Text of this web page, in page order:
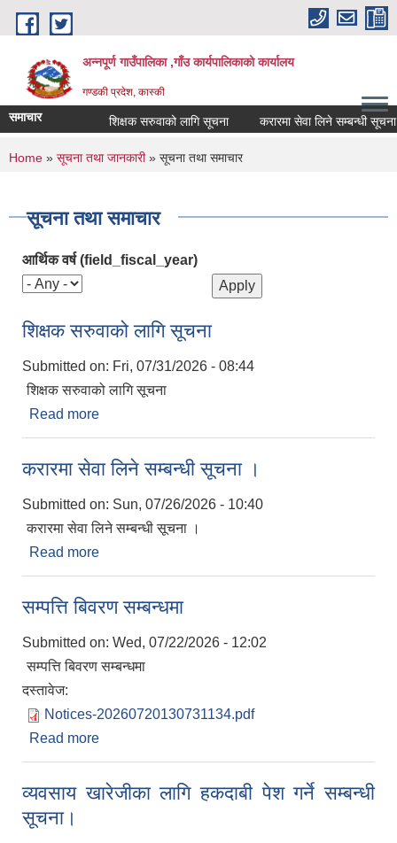
Skip to main content
अन्नपूर्ण गाउँपालिका ,गाँउ कार्यपालिकाको कार्यालय
गण्डकी प्रदेश, कास्की
समाचार शिक्षक सरुवाको लागि सूचना करारमा सेवा लिने सम्बन्धी सूचना ।
You are here
Home » सूचना तथा जानकारी» सूचना तथा समाचार
सूचना तथा समाचार
आर्थिक वर्ष (field_fiscal_year)
शिक्षक सरुवाको लागि सूचना
Submitted on: Fri, 07/31/2026 - 08:44
शिक्षक सरुवाको लागि सूचना
Read more
करारमा सेवा लिने सम्बन्धी सूचना ।
Submitted on: Sun, 07/26/2026 - 10:40
करारमा सेवा लिने सम्बन्धी सूचना ।
Read more
सम्पत्ति बिवरण सम्बन्धमा
Submitted on: Wed, 07/22/2026 - 12:02
सम्पत्ति बिवरण सम्बन्धमा
दस्तावेज:
Notices-20260720130731134.pdf
Read more
व्यवसाय खारेजीका लागि हकदाबी पेश गर्ने सम्बन्धी
सूचना।